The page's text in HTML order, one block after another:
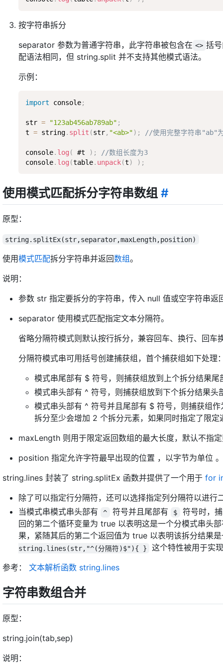
按字符串拆分
separator 参数为普通字符串，此字符串被包含在 <> 括
配语法相同，但 string.split 并不支持其他模式语法。
示例：
import console;
str = "123ab456ab789ab" ;
t = string. split (str, "<ab>") ; //使用完整字符串"ab"
console. log ( #t ) ;
//数组长度为3
console. log (table. unpack(t) ) ;
使用模式匹配拆分字符串数组 #
原型：
string.splitEx(str,separator,maxLength,position)
使用模式匹配拆分字符串并返回数组。
说明：
参数 str 指定要拆分的字符串，传入 null 值或空字符串返
separator 使用模式匹配指定文本分隔符。
省略分隔符模式则默认按行拆分，兼容回车、换行、回车
分隔符模式串可用括号创建捕获组，首个捕获组如下处理
模式串尾部有 $ 符号，则捕获组放到上个拆分结果尾
模式串头部有 ^ 符号，则捕获组放到下个拆分结果头
模式串头部有 ^ 符号并且尾部有 $ 符号，则捕获组
拆分至少会增加 2 个拆分元素，如果同时指定了限
maxLength 则用于限定返回数组的最大长度，默认不指
position 指定允许字符最早出现的位置 ，以字节为单位
string.lines 封装了 string.splitEx 函数并提供了一个用于 for
除了可以指定行分隔符，还可以选择指定列分隔符以进行
当模式串模式串头部有
^ 符号并且尾部有 $
符号时，
回的第二个循环变量为 true 以表明这是一个分模式串头
果，紧随其后的第二个返回值为 true 以表明该拆分结果
string.lines(str,"^(分隔符)$"){ }
这个特性被用于实
参考： 文本解析函数 string.lines
字符串数组合并
原型：
string.join(tab,sep)
说明：